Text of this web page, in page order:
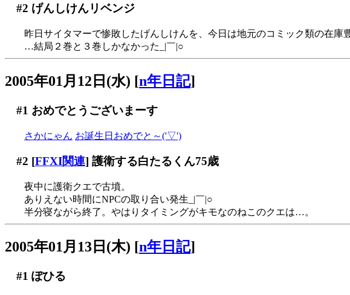
#2 げんしけんリベンジ
昨日サイタマーで惨敗したげんしけんを、今日は地元のコミック類の在庫
…結局２巻と３巻しかなかった_|￣|○
2005年01月12日(水) [n年日記]
#1 おめでとうございまーす
さかにゃん お誕生日おめでと～('▽')
#2 [FFXI関連] 護衛する白たるくん75歳
夜中に護衛クエで古墳。
ありえない時間にNPCの取り合い発生_|￣|○
半分寝ながら終了。やはりタイミングがキモなのねこのクエは…。
2005年01月13日(木) [n年日記]
#1 ぽひる